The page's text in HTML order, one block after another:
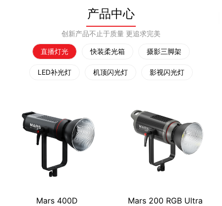
产品中心
创新产品不止于质量 更追求完美
直播灯光 快装柔光箱 摄影三脚架
LED补光灯 机顶闪光灯 影视闪光灯
Mars 400D Mars 200 RGB Ultra